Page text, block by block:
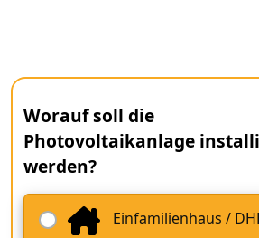
Worauf soll die
Photovoltaikanlage
werden?
Einfamilienhaus /